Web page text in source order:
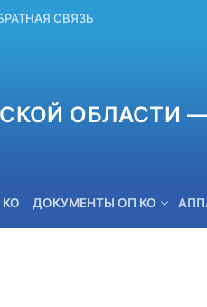
СВЯЗЬ
ОБЛАСТИ
ДОКУМЕНТЫ ОП КО